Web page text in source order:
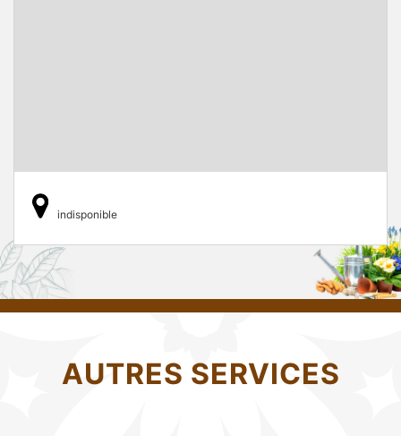
indisponible
AUTRES SERVICES